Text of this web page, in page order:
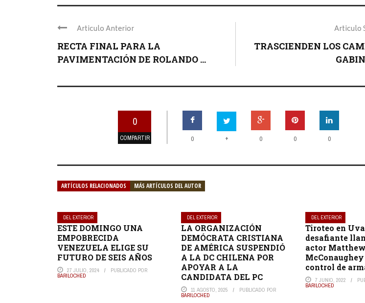
Articulo Anterior
RECTA FINAL PARA LA
PAVIMENTACIÓN DE ROLANDO ...
Articulo
TRASCIENDEN LOS
0
COMPARTIR 0 + 0 0 0
ARTÍCULOS RELACIONADOS MÁS ARTÍCULOS DEL AUTOR
DEL EXTERIOR
ESTE DOMINGO UNA
EMPOBRECIDA
VENEZUELA ELIGE SU
FUTURO DE SEIS AÑOS
27 JULIO, 2024 PUBLICADO POR
BARILOCHED
DEL EXTERIOR
LA ORGANIZACIÓN
DEMÓCRATA CRISTIANA
DE AMÉRICA SUSPENDIÓ
A LA DC CHILENA POR
APOYAR A LA
CANDIDATA DEL PC
11 AGOSTO, 2025 PUBLICADO POR
BARILOCHED
DEL EXTERIOR
Tiroteo en
desafiante
actor Matthew
control de
7 JUNIO, 2022
BARILOCHED